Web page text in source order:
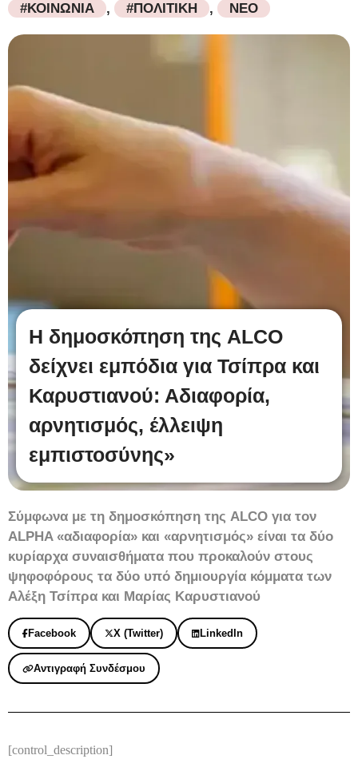
#ΚΟΙΝΩΝΙΑ , #ΠΟΛΙΤΙΚΗ , ΝΕΟ
Η δημοσκόπηση της ALCO
δείχνει εμπόδια για Τσίπρα και
Καρυστιανού: Αδιαφορία,
αρνητισμός, έλλειψη
εμπιστοσύνης»
Σύμφωνα με τη δημοσκόπηση της ALCO για τον
ALPHA «αδιαφορία» και «αρνητισμός» είναι τα δύο
κυρίαρχα συναισθήματα που προκαλούν στους
ψηφοφόρους τα δύο υπό δημιουργία κόμματα των
Αλέξη Τσίπρα και Μαρίας Καρυστιανού
Facebook X (Twitter) LinkedIn
Αντιγραφή Συνδέσμου
[control_description]